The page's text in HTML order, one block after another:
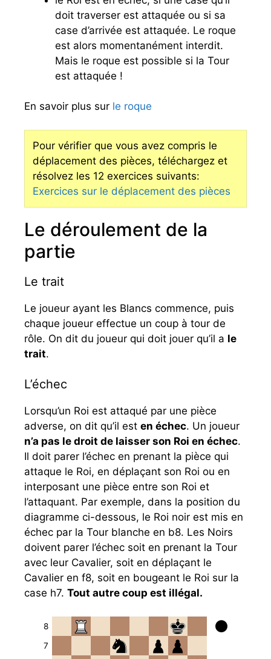
doit traverser est attaquée ou si sa
case d’arrivée est attaquée. Le roque
est alors momentanément interdit.
Mais le roque est possible si la Tour
est attaquée !
En savoir plus sur le roque
Pour vérifier que vous avez compris le
déplacement des pièces, téléchargez et
résolvez les 12 exercices suivants:
Exercices sur le déplacement des pièces
Le déroulement de la
partie
Le trait
Le joueur ayant les Blancs commence, puis
chaque joueur effectue un coup à tour de
rôle. On dit du joueur qui doit jouer qu’il a le
trait.
L’échec
Lorsqu’un Roi est attaqué par une pièce
adverse, on dit qu’il est en échec. Un joueur
n’a pas le droit de laisser son Roi en échec.
Il doit parer l’échec en prenant la pièce qui
attaque le Roi, en déplaçant son Roi ou en
interposant une pièce entre son Roi et
l’attaquant. Par exemple, dans la position du
diagramme ci-dessous, le Roi noir est mis en
échec par la Tour blanche en b8. Les Noirs
doivent parer l’échec soit en prenant la Tour
avec leur Cavalier, soit en déplaçant le
Cavalier en f8, soit en bougeant le Roi sur la
case h7. Tout autre coup est illégal.
8
7